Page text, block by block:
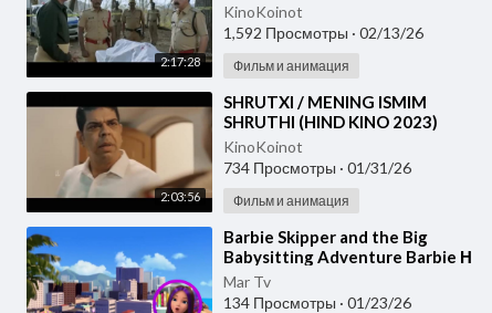
2:17:28
KinoKoinot
1,592 Просмотры · 02/13/26
Фильм и анимация
2:03:56
⁣SHRUTXI / MENING ISMIM
SHRUTHI (HIND KINO 2023)
UZBEK TILIDA
KinoKoinot
734 Просмотры · 01/31/26
Фильм и анимация
⁣Barbie Skipper and the Big
Babysitting Adventure Barbie Η
Περιπέτεια της Skipper
Babysitter (2023) τ
Mar Tv
134 Просмотры · 01/23/26